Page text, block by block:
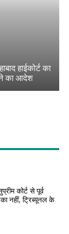
हाईकोर्ट का
का आदेश
कोर्ट से पूर्व
नहीं, ट्रिब्यूनल के